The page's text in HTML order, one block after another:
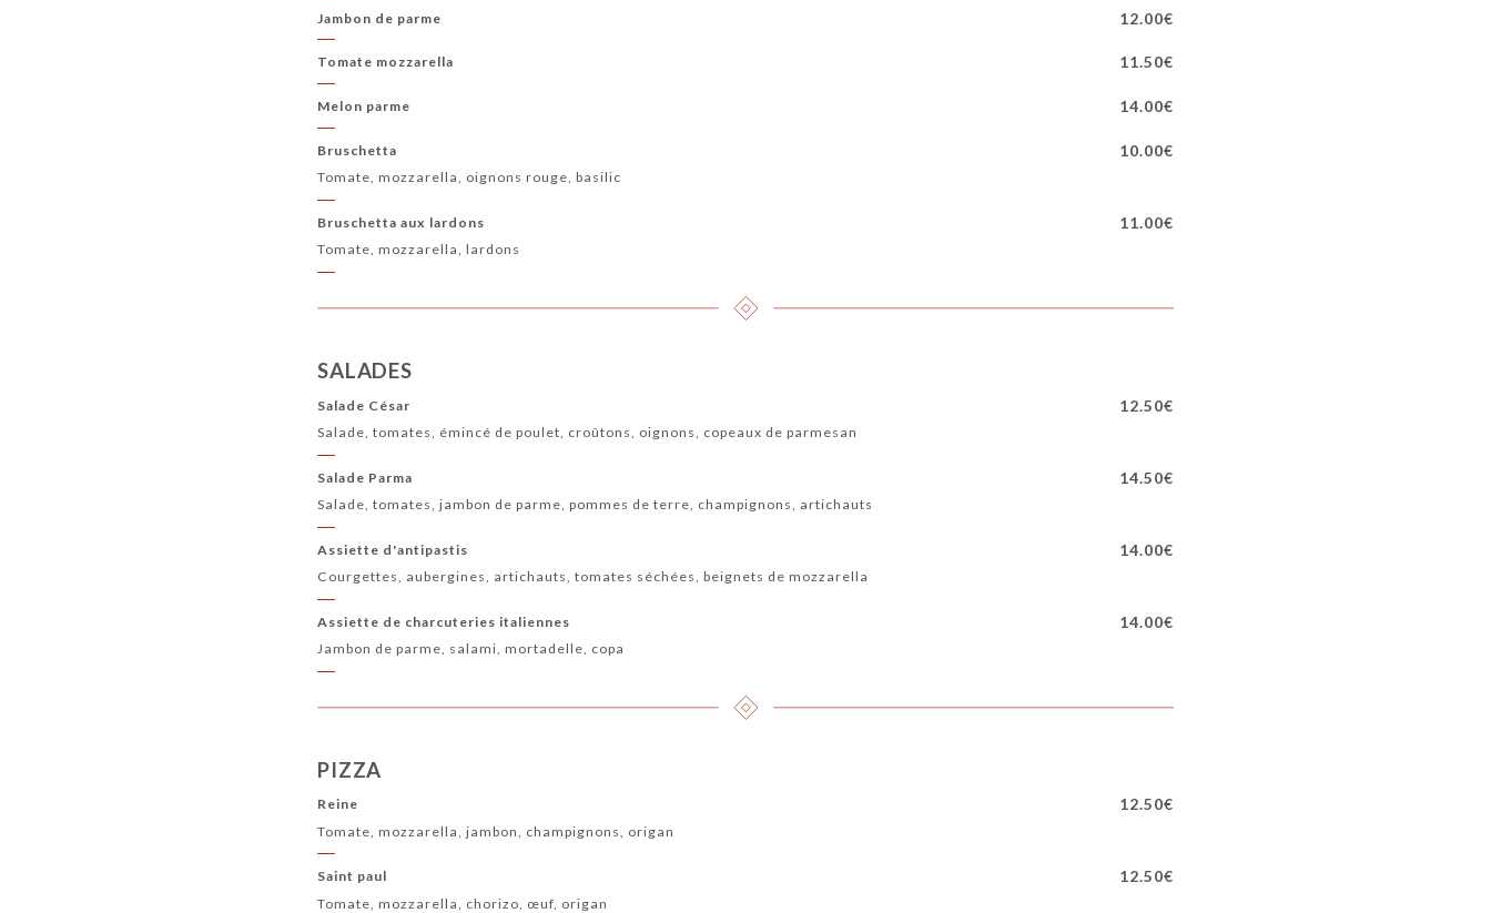
Jambon de parme 12.00€
Tomate mozzarella 11.50€
Melon parme 14.00€
Bruschetta 10.00€
Tomate, mozzarella, oignons rouge, basilic
Bruschetta aux lardons 11.00€
Tomate, mozzarella, lardons
SALADES
Salade César 12.50€
Salade, tomates, émincé de poulet, croûtons, oignons, copeaux de parmesan
Salade Parma 14.50€
Salade, tomates, jambon de parme, pommes de terre, champignons, artichauts
Assiette d'antipastis 14.00€
Courgettes, aubergines, artichauts, tomates séchées, beignets de mozzarella
Assiette de charcuteries italiennes 14.00€
Jambon de parme, salami, mortadelle, copa
PIZZA
Reine 12.50€
Tomate, mozzarella, jambon, champignons, origan
Saint paul 12.50€
Tomate, mozzarella, chorizo, œuf, origan